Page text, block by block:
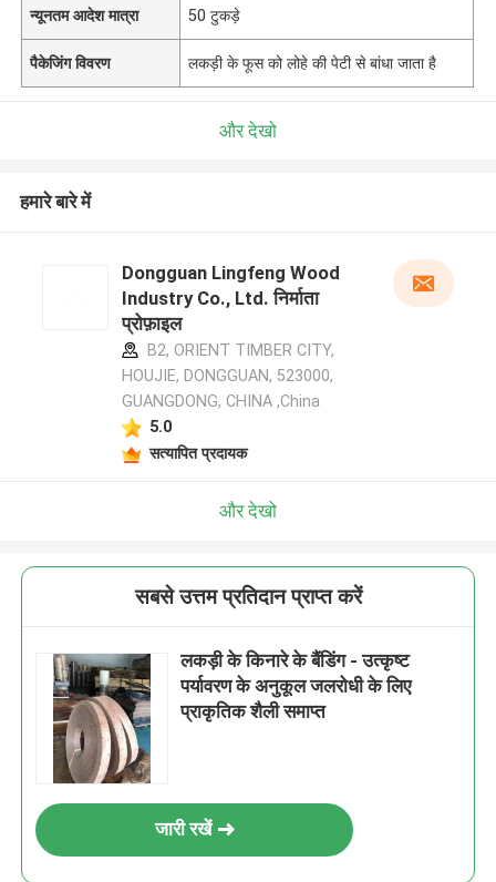
न्यूनतम आदेश मात्रा 50 टुकड़े
पैकेजिंग विवरण लकड़ी के फूस को लोहे की पेटी से बांधा जाता है
और देखो
हमारे बारे में
Dongguan Lingfeng Wood
Industry Co., Ltd. निर्माता
प्रोफ़ाइल
B2, ORIENT TIMBER CITY,
HOUJIE, DONGGUAN, 523000,
GUANGDONG, CHINA ,China
5.0
सत्यापित प्रदायक
और देखो
सबसे उत्तम प्रतिदान प्राप्त करें
लकड़ी के किनारे के बैंडिंग - उत्कृष्ट
पर्यावरण के अनुकूल जलरोधी के लिए
प्राकृतिक शैली समाप्त
जारी रखें